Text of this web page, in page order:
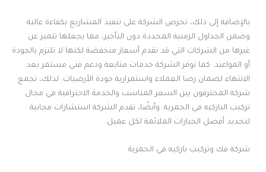
بالإضافة إلى ذلك، تحرص الشركة على تنفيذ المشاريع بكفاءة عالية
وضمن الجداول الزمنية المحددة دون التأخير، مما يجعلها تتميز عن
غيرها من الشركات التي قد تقدم أسعار منخفضة لكنها لا تلتزم بالجودة
أو المواعيد. كما توفر الشركة خدمات متابعة ودعم فني مستمر بعد
الانتهاء لضمان رضا العملاء واستمرارية جودة الأرضيات. لذلك، تجمع
شركة المحترفون بين السعر المناسب والخدمة الاحترافية في مجال
تركيب الباركيه في الحمرية. وأيضًا، تقدم الشركة استشارات مجانية
لتحديد أفضل الخيارات الملائمة لكل عميل.
شركة فك وتركيب باركيه في الحمرية